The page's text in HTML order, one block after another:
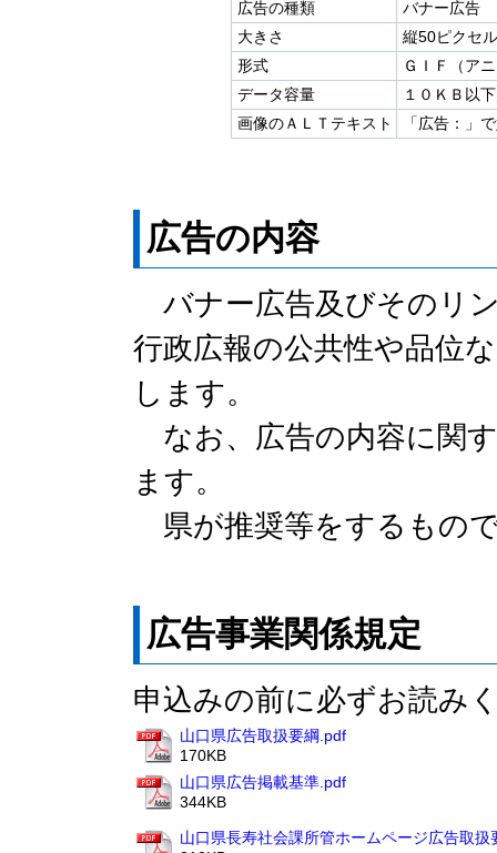
広告の種類
バナー広告
大きさ
縦50ピクセ
形式
ＧＩＦ（ア
データ容量
１０ＫＢ以
画像のＡＬＴテキスト
「広告：」
広告の内容
バナー広告及びそのリ
行政広報の公共性や品位
します。
なお、広告の内容に関
ます。
県が推奨等をするもの
広告事業関係規定
申込みの前に必ずお読み
山口県広告取扱要綱.pdf
170KB
山口県広告掲載基準.pdf
344KB
山口県長寿社会課所管ホームページ広告取扱